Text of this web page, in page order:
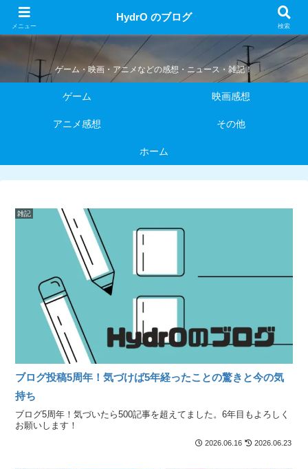
HydrO のブログ
ゲーム・映画・アニメなどの感想・ニュース・雑記！
ゲーム 映画感想
アニメ感想 その他
ホーム
雑記
ブログ投稿5周年！気づけば5年経ったことの驚きと今の気
持ち
ブログ5周年！気づいたら500記事を超えてました。6年目もよろしく
お願いします！
2026.06.16 2026.06.23
メニュー
HydrO のブログ
検索